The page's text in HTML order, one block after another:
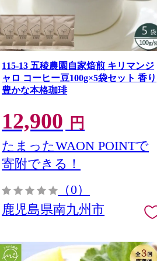
115-13 五稜農園自家焙煎 キリマンジ
ャロ コーヒー豆100g×5袋セット 香り
豊かな本格珈琲
12,900 円
たまったWAON POINTで
寄附できる！
（0）
鹿児島県南九州市